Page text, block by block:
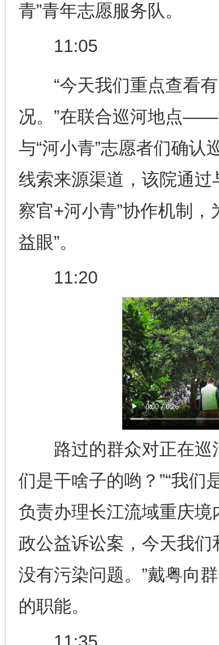
青”青年志愿服务队。
11:05
“今天我们重点查看有
况。”在联合巡河地点
与“河小青”志愿者们确认
线索来源渠道，该院通过
察官+河小青”协作机制
益眼”。
11:20
路过的群众对正在巡
们是干啥子的哟？”“我们
负责办理长江流域重庆
政公益诉讼案，今天我
没有污染问题。”戴粤向
的职能。